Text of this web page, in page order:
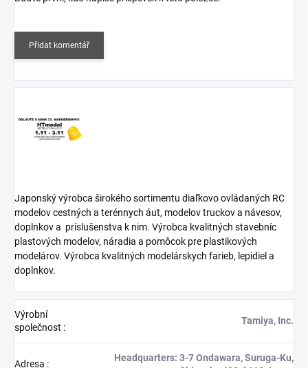
Přidat komentář
Japonský výrobca širokého sortimentu diaľkovo ovládaných RC
modelov cestných a terénnych áut, modelov truckov a návesov,
doplnkov a príslušenstva k nim. Výrobca kvalitných stavebníc
plastových modelov, náradia a pomôcok pre plastikových
modelárov. Výrobca kvalitných modelárskych farieb, lepidiel a
doplnkov.
Výrobní
společnost :
Tamiya, Inc.
Adresa :
Headquarters: 3-7 Ondawara, Suruga-Ku,